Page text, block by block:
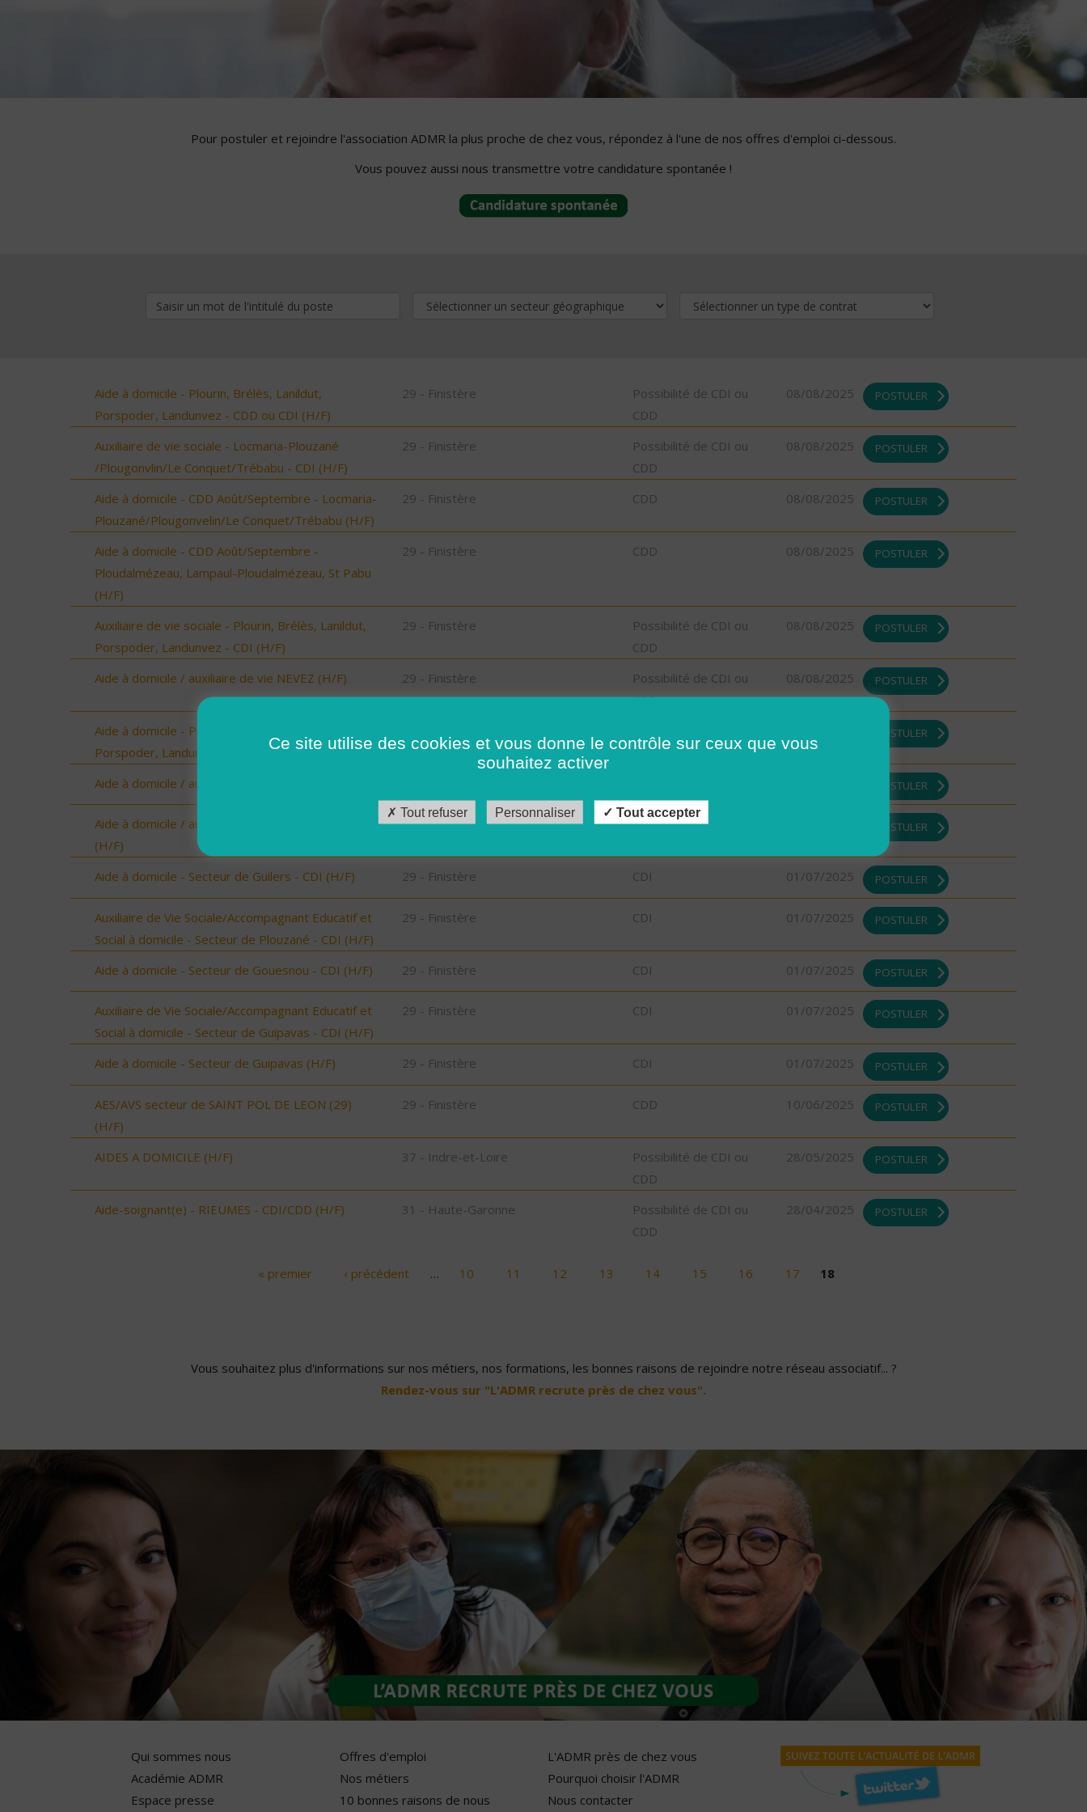
Pour postuler et rejoindre l'association ADMR la plus proche de chez vous, répondez à l'une de nos offres d'emploi ci-dessous.
Vous pouvez aussi nous transmettre votre candidature spontanée !
Aide à domicile - Plourin, Brélès, Lanildut,
Porspoder, Landunvez - CDD ou CDI (H/F)
29 - Finistère
Possibilité de CDI ou
CDD
08/08/2025 POSTULER
Auxiliaire de vie sociale - Locmaria-Plouzané
/Plougonvlin/Le Conquet/Trébabu - CDI (H/F)
29 - Finistère
Possibilité de CDI ou
CDD
08/08/2025 POSTULER
Aide à domicile - CDD Août/Septembre - Locmaria-
Plouzané/Plougonvelin/Le Conquet/Trébabu (H/F)
29 - Finistère CDD 08/08/2025 POSTULER
Aide à domicile - CDD Août/Septembre -
Ploudalmézeau, Lampaul-Ploudalmézeau, St Pabu
(H/F)
29 - Finistère CDD 08/08/2025 POSTULER
Auxiliaire de vie sociale - Plourin, Brélès, Lanildut,
Porspoder, Landunvez - CDI (H/F)
29 - Finistère
Possibilité de CDI ou
CDD
08/08/2025 POSTULER
Aide à domicile / auxiliaire de vie NEVEZ (H/F) 29 - Finistère
Possibilité de CDI ou
CDD
08/08/2025 POSTULER
Aide à domicile - Plourin, Brélès, Lanildut,
Porspoder, Landunvez - CDD ou CDI (H/F)
CDD
POSTULER
Aide à domicile / auxiliaire de vie ELLIANT (H/F) POSTULER
Aide à domicile / auxiliaire de vie PONT-AVEN
(H/F)
29 - Finistère CDD POSTULER
Aide à domicile - Secteur de Guilers - CDI (H/F) 29 - Finistère CDI 01/07/2025 POSTULER
Auxiliaire de Vie Sociale/Accompagnant Educatif et
Social à domicile - Secteur de Plouzané - CDI (H/F)
29 - Finistère CDI 01/07/2025 POSTULER
Aide à domicile - Secteur de Gouesnou - CDI (H/F) 29 - Finistère CDI 01/07/2025 POSTULER
Auxiliaire de Vie Sociale/Accompagnant Educatif et
Social à domicile - Secteur de Guipavas - CDI (H/F)
29 - Finistère CDI 01/07/2025 POSTULER
Aide à domicile - Secteur de Guipavas (H/F) 29 - Finistère CDI 01/07/2025 POSTULER
AES/AVS secteur de SAINT POL DE LEON (29)
(H/F)
29 - Finistère CDD 10/06/2025 POSTULER
AIDES A DOMICILE (H/F) 37 - Indre-et-Loire
Possibilité de CDI ou
CDD
28/05/2025 POSTULER
Aide-soignant(e) - RIEUMES - CDI/CDD (H/F) 31 - Haute-Garonne
Possibilité de CDI ou
CDD
28/04/2025 POSTULER
« premier ‹ précédent … 10 11 12 13 14 15 16 17 18
Vous souhaitez plus d'informations sur nos métiers, nos formations, les bonnes raisons de rejoindre notre réseau associatif... ?
Rendez-vous sur "L'ADMR recrute près de chez vous".
Qui sommes nous
Académie ADMR
Espace presse
Offres d'emploi
Nos métiers
10 bonnes raisons de nous
L'ADMR près de chez vous
Pourquoi choisir l'ADMR
Nous contacter
Ce site utilise des cookies et vous donne le contrôle sur ceux que vous
souhaitez activer
Tout refuser Personnaliser Tout accepter